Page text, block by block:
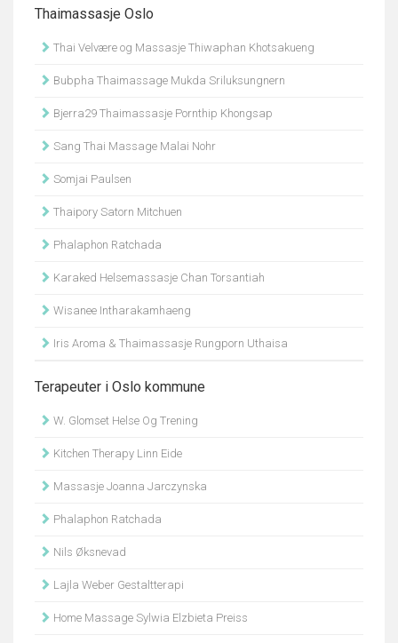
Thaimassasje Oslo
Thai Velvære og Massasje Thiwaphan Khotsakueng
Bubpha Thaimassage Mukda Sriluksungnern
Bjerra29 Thaimassasje Pornthip Khongsap
Sang Thai Massage Malai Nohr
Somjai Paulsen
Thaipory Satorn Mitchuen
Phalaphon Ratchada
Karaked Helsemassasje Chan Torsantiah
Wisanee Intharakamhaeng
Iris Aroma & Thaimassasje Rungporn Uthaisa
Terapeuter i Oslo kommune
W. Glomset Helse Og Trening
Kitchen Therapy Linn Eide
Massasje Joanna Jarczynska
Phalaphon Ratchada
Nils Øksnevad
Lajla Weber Gestaltterapi
Home Massage Sylwia Elzbieta Preiss